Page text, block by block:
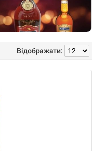
Відображати: